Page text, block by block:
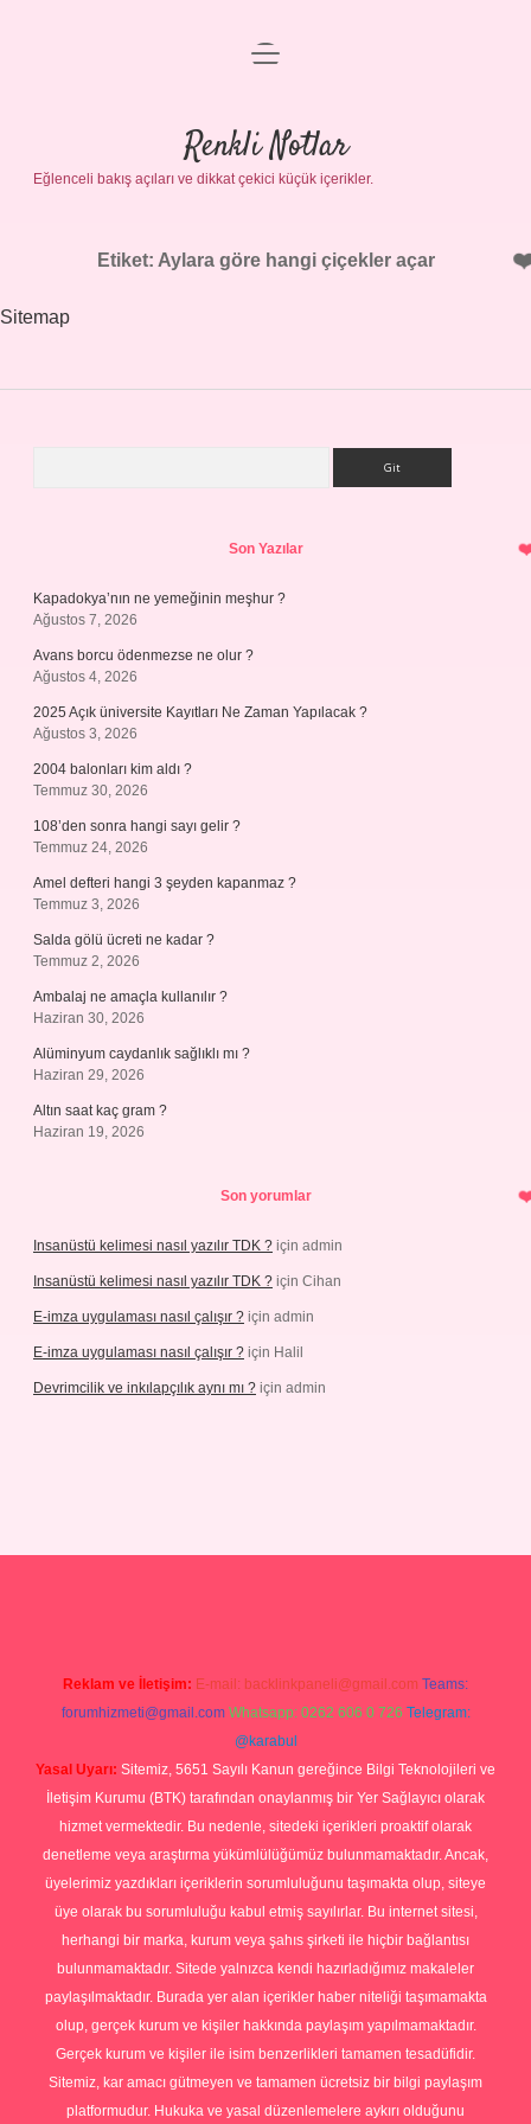
Gizlilik Politikası
Yasal Uyarı
menüyü
Renkli Notlar
Eğlenceli bakış açıları ve dikkat çekici küçük içerikler.
Etiket: Aylara göre hangi çiçekler açar
Sitemap
Son Yazılar
Kapadokya’nın ne yemeğinin meşhur ?
Ağustos 7, 2026
Avans borcu ödenmezse ne olur ?
Ağustos 4, 2026
2025 Açık üniversite Kayıtları Ne Zaman Yapılacak ?
Ağustos 3, 2026
2004 balonları kim aldı ?
Temmuz 30, 2026
108’den sonra hangi sayı gelir ?
Temmuz 24, 2026
Amel defteri hangi 3 şeyden kapanmaz ?
Temmuz 3, 2026
Salda gölü ücreti ne kadar ?
Temmuz 2, 2026
Ambalaj ne amaçla kullanılır ?
Haziran 30, 2026
Alüminyum caydanlık sağlıklı mı ?
Haziran 29, 2026
Altın saat kaç gram ?
Haziran 19, 2026
Son yorumlar
Insanüstü kelimesi nasıl yazılır TDK ? için admin
Insanüstü kelimesi nasıl yazılır TDK ? için Cihan
E-imza uygulaması nasıl çalışır ? için admin
E-imza uygulaması nasıl çalışır ? için Halil
Devrimcilik ve inkılapçılık aynı mı ? için admin
Reklam ve İletişim: E-mail: backlinkpaneli@gmail.com Teams:
forumhizmeti@gmail.com Whatsapp: 0262 606 0 726 Telegram:
@karabul
Yasal Uyarı: Sitemiz, 5651 Sayılı Kanun gereğince Bilgi Teknolojileri ve
İletişim Kurumu (BTK) tarafından onaylanmış bir Yer Sağlayıcı olarak
hizmet vermektedir. Bu nedenle, sitedeki içerikleri proaktif olarak
denetleme veya araştırma yükümlülüğümüz bulunmamaktadır. Ancak,
üyelerimiz yazdıkları içeriklerin sorumluluğunu taşımakta olup, siteye
üye olarak bu sorumluluğu kabul etmiş sayılırlar. Bu internet sitesi,
herhangi bir marka, kurum veya şahıs şirketi ile hiçbir bağlantısı
bulunmamaktadır. Sitede yalnızca kendi hazırladığımız makaleler
paylaşılmaktadır. Burada yer alan içerikler haber niteliği taşımamakta
olup, gerçek kurum ve kişiler hakkında paylaşım yapılmamaktadır.
Gerçek kurum ve kişiler ile isim benzerlikleri tamamen tesadüfidir.
Sitemiz, kar amacı gütmeyen ve tamamen ücretsiz bir bilgi paylaşım
platformudur. Hukuka ve yasal düzenlemelere aykırı olduğunu